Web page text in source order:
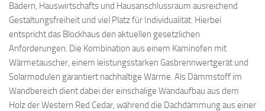
Bädern, Hauswirtschafts und Hausanschlussraum ausreichend
Gestaltungsfreiheit und viel Platz für Individualität. Hierbei
entspricht das Blockhaus den aktuellen gesetzlichen
Anforderungen. Die Kombination aus einem Kaminofen mit
Wärmetauscher, einem leistungsstarken Gasbrennwertgerät und
Solarmodulen garantiert nachhaltige Wärme. Als Dämmstoff im
Wandbereich dient dabei der einschalige Wandaufbau aus dem
Holz der Western Red Cedar, während die Dachdämmung aus einer